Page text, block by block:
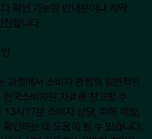
확인 가능한 안내문이나 계약
전합니다.
과정에서 소비자 관점의 일반적인
한국소비자원 자료를 참고할 수
시17분 소비자 상담, 피해 예방,
인하는 데 도움이 될 수 있습니다.